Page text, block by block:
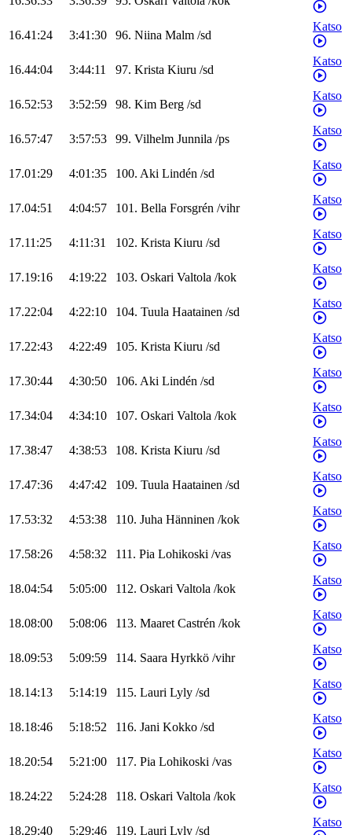
16.41:24 3:41:30 96. Niina Malm /sd
Katso
16.44:04 3:44:11 97. Krista Kiuru /sd
Katso
16.52:53 3:52:59 98. Kim Berg /sd
Katso
16.57:47 3:57:53 99. Vilhelm Junnila /ps
Katso
17.01:29 4:01:35 100. Aki Lindén /sd
Katso
17.04:51 4:04:57 101. Bella Forsgrén /vihr
Katso
17.11:25 4:11:31 102. Krista Kiuru /sd
Katso
17.19:16 4:19:22 103. Oskari Valtola /kok
Katso
17.22:04 4:22:10 104. Tuula Haatainen /sd
Katso
17.22:43 4:22:49 105. Krista Kiuru /sd
Katso
17.30:44 4:30:50 106. Aki Lindén /sd
Katso
17.34:04 4:34:10 107. Oskari Valtola /kok
Katso
17.38:47 4:38:53 108. Krista Kiuru /sd
Katso
17.47:36 4:47:42 109. Tuula Haatainen /sd
Katso
17.53:32 4:53:38 110. Juha Hänninen /kok
Katso
17.58:26 4:58:32 111. Pia Lohikoski /vas
Katso
18.04:54 5:05:00 112. Oskari Valtola /kok
Katso
18.08:00 5:08:06 113. Maaret Castrén /kok
Katso
18.09:53 5:09:59 114. Saara Hyrkkö /vihr
Katso
18.14:13 5:14:19 115. Lauri Lyly /sd
Katso
18.18:46 5:18:52 116. Jani Kokko /sd
Katso
18.20:54 5:21:00 117. Pia Lohikoski /vas
Katso
18.24:22 5:24:28 118. Oskari Valtola /kok
Katso
18.29:40 5:29:46 119. Lauri Lyly /sd
Katso